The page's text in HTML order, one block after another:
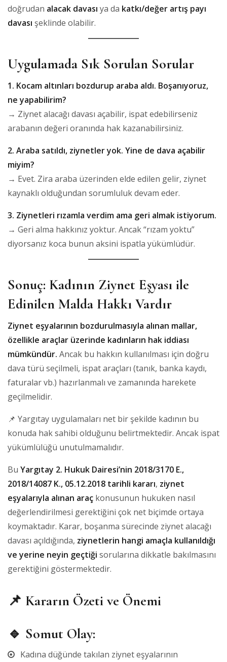
doğrudan alacak davası ya da katkı/değer artış payı
davası şeklinde olabilir.
Uygulamada Sık Sorulan Sorular
1. Kocam altınları bozdurup araba aldı. Boşanıyoruz,
ne yapabilirim?
→ Ziynet alacağı davası açabilir, ispat edebilirseniz
arabanın değeri oranında hak kazanabilirsiniz.
2. Araba satıldı, ziynetler yok. Yine de dava açabilir
miyim?
→ Evet. Zira araba üzerinden elde edilen gelir, ziynet
kaynaklı olduğundan sorumluluk devam eder.
3. Ziynetleri rızamla verdim ama geri almak istiyorum.
→ Geri alma hakkınız yoktur. Ancak “rızam yoktu”
diyorsanız koca bunun aksini ispatla yükümlüdür.
Sonuç: Kadının Ziynet Eşyası ile
Edinilen Malda Hakkı Vardır
Ziynet eşyalarının bozdurulmasıyla alınan mallar,
özellikle araçlar üzerinde kadınların hak iddiası
mümkündür. Ancak bu hakkın kullanılması için doğru
dava türü seçilmeli, ispat araçları (tanık, banka kaydı,
faturalar vb.) hazırlanmalı ve zamanında harekete
geçilmelidir.
📌 Yargıtay uygulamaları net bir şekilde kadının bu
konuda hak sahibi olduğunu belirtmektedir. Ancak ispat
yükümlülüğü unutulmamalıdır.
Bu Yargıtay 2. Hukuk Dairesi’nin 2018/3170 E.,
2018/14087 K., 05.12.2018 tarihli kararı, ziynet
eşyalarıyla alınan araç konusunun hukuken nasıl
değerlendirilmesi gerektiğini çok net biçimde ortaya
koymaktadır. Karar, boşanma sürecinde ziynet alacağı
davası açıldığında, ziynetlerin hangi amaçla kullanıldığı
ve yerine neyin geçtiği sorularına dikkatle bakılmasını
gerektiğini göstermektedir.
📌 Kararın Özeti ve Önemi
🔹 Somut Olay:
Kadına düğünde takılan ziynet eşyalarının